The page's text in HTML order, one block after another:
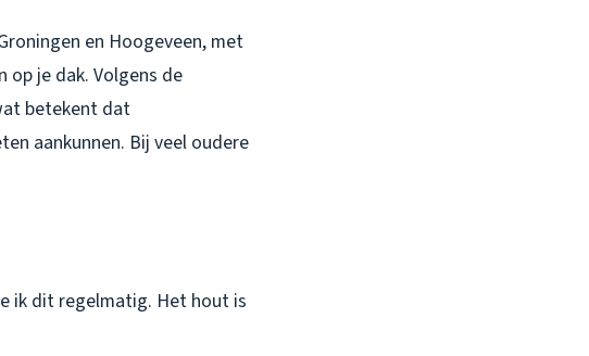
en Hoogeveen, met
je dak. Volgens de
betekent dat
aankunnen. Bij veel oudere
ik dit regelmatig. Het hout is